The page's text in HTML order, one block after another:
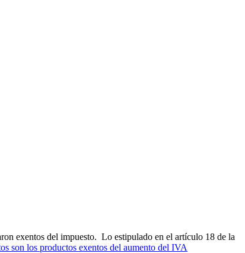
exentos del impuesto. Lo estipulado en el artículo 18 de la
son los productos exentos del aumento del IVA